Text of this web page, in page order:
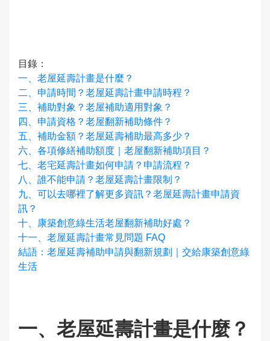
目錄：
一、老屋延壽計畫是什麼？
二、申請時間？老屋延壽計畫申請時程？
三、補助對象？老屋補助適用對象？
四、申請資格？老屋翻新補助條件？
五、補助金額？老屋延壽補助最高多少？
六、各項修繕補助額度｜老屋翻新補助項目？
七、老宅延壽計畫如何申請？申請流程？
八、誰不能申請？老屋延壽計畫限制？
九、可以去哪裡了解更多資訊？老屋延壽計畫申請資
訊？
十、康築創意綠生活老屋翻新補助好處？
十一、老屋延壽計畫常見問題 FAQ
結語：老屋延壽補助申請與翻新規劃｜交給康築創意綠
生活
一、老屋延壽計畫是什麼？